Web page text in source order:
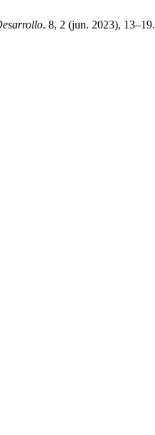
. 8, 2 (jun. 2023), 13–19.